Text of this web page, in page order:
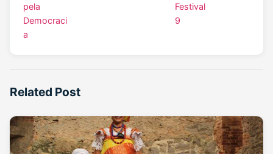
pela
Democraci
a
Festival
9
Related Post